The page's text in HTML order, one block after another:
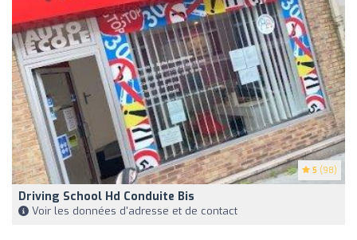
5 (98)
Driving School Hd Conduite Bis
Voir les données d'adresse et de contact